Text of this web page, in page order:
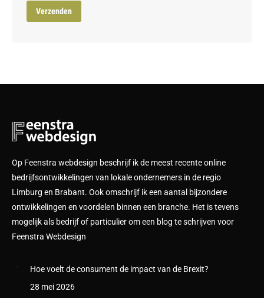
Op Feenstra webdesign beschrijf ik de meest recente online
bedrijfsontwikkelingen van lokale ondernemers in de regio
Limburg en Brabant. Ook omschrijf ik een aantal bijzondere
ontwikkelingen en voordelen binnen een branche. Het is tevens
mogelijk als bedrijf of particulier om een blog te schrijven voor
Feenstra Webdesign
Hoe voelt de consument de impact van de Brexit?
28 mei 2026